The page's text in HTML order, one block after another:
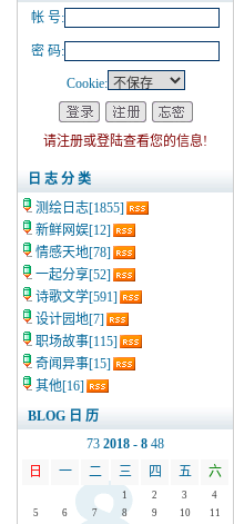
帐 号:
密 码:
Cookie:
请注册或登陆查看您的信息!
日 志 分 类
测绘日志[1855]
新鲜网娱[12]
情感天地[78]
一起分享[52]
诗歌文学[591]
设计园地[7]
职场故事[115]
奇闻异事[15]
其他[16]
BLOG 日 历
73 2018 - 8 48
日
一 二 三 四 五 六
1 2 3
4
5
6 7 8 9 10
11